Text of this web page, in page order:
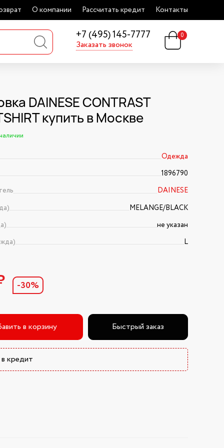
О компании Рассчитать кредит Контакты
+7 (495) 145-7777
Заказать звонок
0
DAINESE CONTRAST
купить в Москве
Одежда
1896790
DAINESE
MELANGE/BLACK
не указан
L
-30%
в корзину Быстрый заказ
кредит